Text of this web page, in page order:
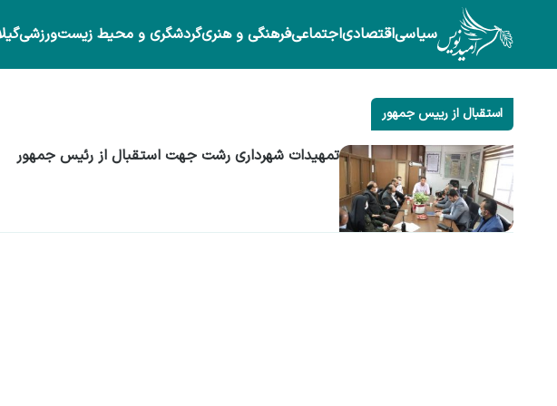
سیاسیاقتصادیاجتماعیفرهنگی و هنریگردشگری و محیط زیستورزشی
استقبال از رییس جمهور
تمهیدات شهرداری رشت جهت استقبال از رئیس جمهور